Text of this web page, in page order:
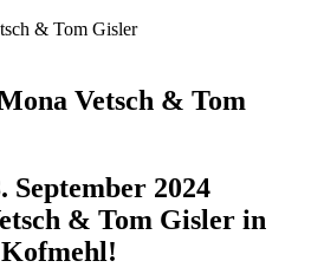
Vetsch & Tom
2024
& Tom Gisler in